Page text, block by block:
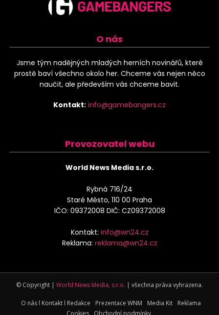
O nás
Jsme tým nadějných mladých herních novinářů, které
prostě baví všechno okolo her. Chceme vás nejen něco
naučit, ale především vás chceme bavit.
Kontakt: info@gamebangers.cz
Provozovatel webu
World News Media s.r.o.
Rybná 716/24
Staré Město, 110 00 Praha
IČO: 09372008 DIČ: CZ09372008
Kontakt: info@wn24.cz
Reklama: reklama@wn24.cz
© Copyright | World News Media, s.r.o. | všechna práva vyhrazena.
O nás l Kontakt l Redakce Prezentace WNM Media Kit
Reklama
Cookies
Obchodní podmínky